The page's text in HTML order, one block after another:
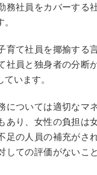
務社員をカバーする
育て社員を揶揄する
社員と独身者の分断
います。
については適切なマ
あり、女性の負担は
足の人員の補充がさ
しての評価がないこ